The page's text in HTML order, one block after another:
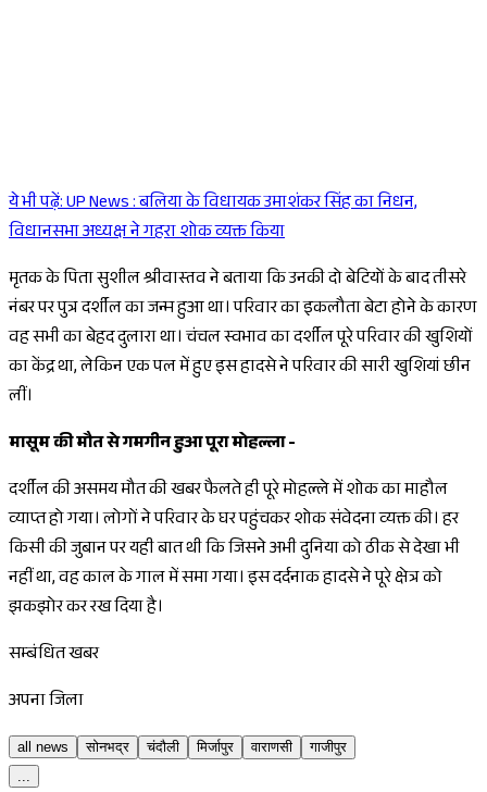
Sponsored
ये भी पढ़ें:UP News : बलिया के विधायक उमाशंकर सिंह का निधन,
विधानसभा अध्यक्ष ने गहरा शोक व्यक्त किया
मृतक के पिता सुशील श्रीवास्तव ने बताया कि उनकी दो बेटियों के बाद तीसरे
नंबर पर पुत्र दर्शील का जन्म हुआ था। परिवार का इकलौता बेटा होने के कारण
वह सभी का बेहद दुलारा था। चंचल स्वभाव का दर्शील पूरे परिवार की खुशियों
का केंद्र था, लेकिन एक पल में हुए इस हादसे ने परिवार की सारी खुशियां छीन
लीं।
मासूम की मौत से गमगीन हुआ पूरा मोहल्ला -
दर्शील की असमय मौत की खबर फैलते ही पूरे मोहल्ले में शोक का माहौल
व्याप्त हो गया। लोगों ने परिवार के घर पहुंचकर शोक संवेदना व्यक्त की। हर
किसी की जुबान पर यही बात थी कि जिसने अभी दुनिया को ठीक से देखा भी
नहीं था, वह काल के गाल में समा गया। इस दर्दनाक हादसे ने पूरे क्षेत्र को
झकझोर कर रख दिया है।
सम्बंधित खबर
अपना जिला
all news सोनभद्र चंदौली मिर्जापुर वाराणसी
गाजीपुर
...